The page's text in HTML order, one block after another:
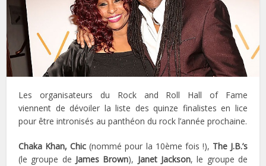
Les organisateurs du Rock and Roll Hall of Fame
viennent de dévoiler la liste des quinze finalistes en lice
pour être intronisés au panthéon du rock l’année prochaine.
Chaka Khan, Chic (nommé pour la 10ème fois !), The J.B.’s
(le groupe de James Brown), Janet Jackson, le groupe de